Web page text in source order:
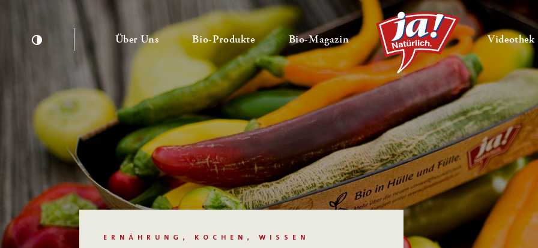
Über Uns— Untermenü ausklappen
Bio-Produkte— Untermenü ausklappen
Bio-Magazin— Untermenü ausklappen Videothek
ERNÄHRUNG, KOCHEN, WISSEN